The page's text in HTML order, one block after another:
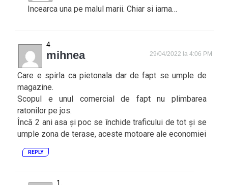
Incearca una pe malul marii. Chiar si iarna…
mihnea 29/04/2022 la 4:06 PM
Care e spirla ca pietonala dar de fapt se umple de
magazine.
Scopul e unul comercial de fapt nu plimbarea
ratonilor pe jos.
Încă 2 ani asa și poc se închide traficului de tot și se
umple zona de terase, aceste motoare ale economiei
REPLY